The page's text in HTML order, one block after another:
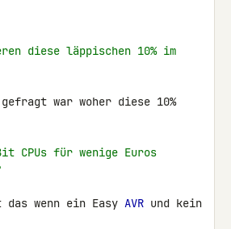
diese läppischen 10% im
war woher diese 10%
CPUs für wenige Euros
wenn ein Easy AVR und kein